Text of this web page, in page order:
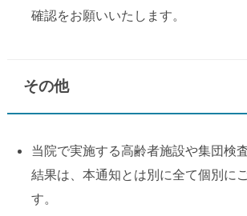
確認をお願いいたします。
その他
当院で実施する高齢者施設や集団検
結果は、本通知とは別に全て個別に
す。